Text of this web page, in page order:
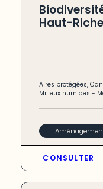
Haut-
Aires protégées,
Milieux humides -
CONSULTER